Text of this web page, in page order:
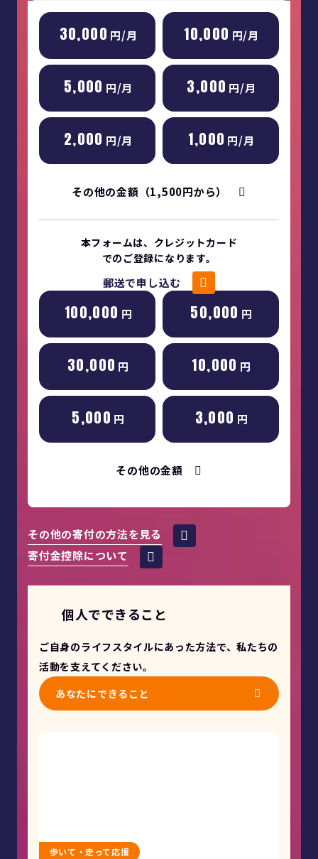
30,000 円/月 10,000 円/月
5,000 円/月 3,000 円/月
2,000 円/月 1,000 円/月
その他の金額（1,500円から）
本フォームは、クレジットカード
でのご登録になります。
郵送で申し込む
100,000 円 50,000 円
30,000 円 10,000 円
5,000 円 3,000 円
その他の金額
その他の寄付の方法を見る
寄付金控除について
個人でできること
ご自身のライフスタイルにあった方法で、私たちの
活動を支えてください。
あなたにできること
歩いて・走って応援